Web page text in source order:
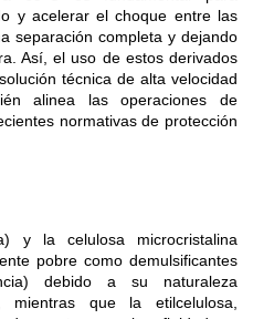
y acelerar el choque entre las
separación completa y dejando
Así, el uso de estos derivados
técnica de alta velocidad
alinea las operaciones de
normativas de protección
y la celulosa microcristalina
pobre como demulsificantes
debido a su naturaleza
mientras que la etilcelulosa,